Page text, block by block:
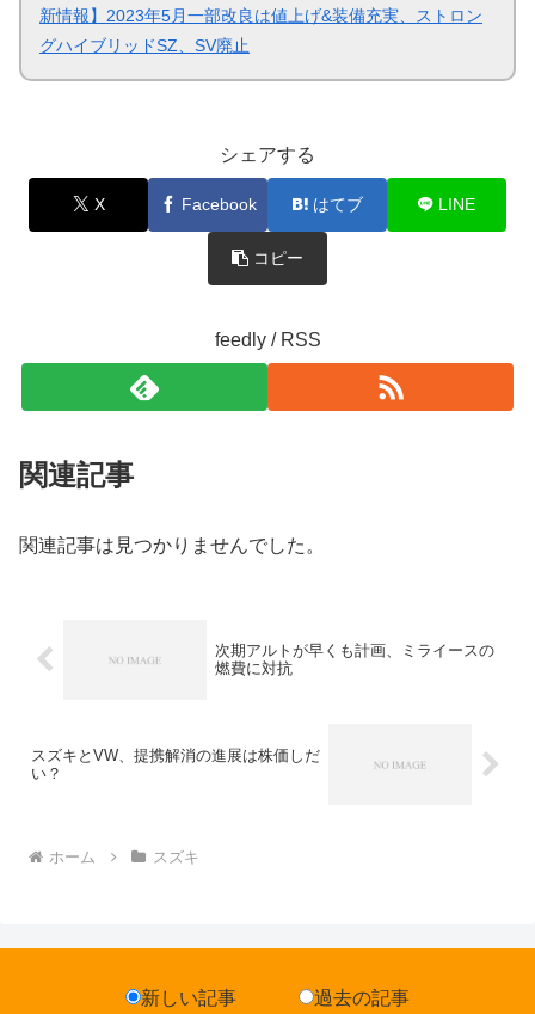
新情報】2023年5月一部改良は値上げ&装備充実、ストロン
グハイブリッドSZ、SV廃止
シェアする
X Facebook はてブ LINE
コピー
feedly / RSS
関連記事
関連記事は見つかりませんでした。
次期アルトが早くも計画、ミライースの
燃費に対抗
スズキとVW、提携解消の進展は株価しだ
い？
ホーム スズキ
新しい記事 過去の記事